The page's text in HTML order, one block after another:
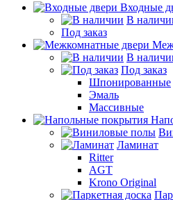
Входные
В
Под заказ
В
Под заказ
Шпонированные
Эмаль
Массивные
Ламинат
Ritter
AGT
Krono Original